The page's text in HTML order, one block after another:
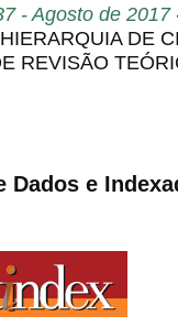
- Agosto de 2017
DE
REVISÃO
Dados e